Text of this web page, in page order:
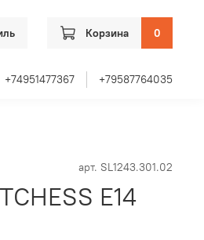
Корзина 0
+74951477367 +79587764035
арт. SL1243.301.02
E14